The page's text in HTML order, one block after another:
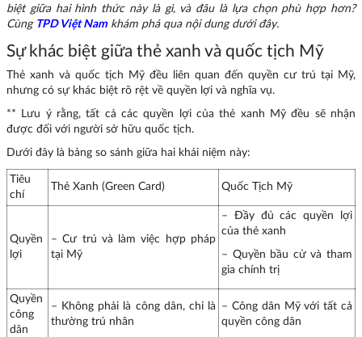
biệt giữa hai hình thức này là gì, và đâu là lựa chọn phù hợp hơn?
Cùng TPD Việt Namkhám phá qua nội dung dưới đây.
Sự khác biệt giữa thẻ xanh và quốc tịch Mỹ
Thẻ xanh và quốc tịch Mỹ đều liên quan đến quyền cư trú tại Mỹ,
nhưng có sự khác biệt rõ rệt về quyền lợi và nghĩa vụ.
** Lưu ý rằng, tất cả các quyền lợi của thẻ xanh Mỹ đều sẽ nhận
được đối với người sở hữu quốc tịch.
Dưới đây là bảng so sánh giữa hai khái niệm này:
Tiêu
chí
Thẻ Xanh (Green Card) Quốc Tịch Mỹ
Quyền
lợi
– Cư trú và làm việc hợp pháp
tại Mỹ
– Đầy đủ các quyền lợi
của thẻ xanh
– Quyền bầu cử và tham
gia chính trị
Quyền
công
dân
– Không phải là công dân, chỉ là
thường trú nhân
– Công dân Mỹ với tất cả
quyền công dân